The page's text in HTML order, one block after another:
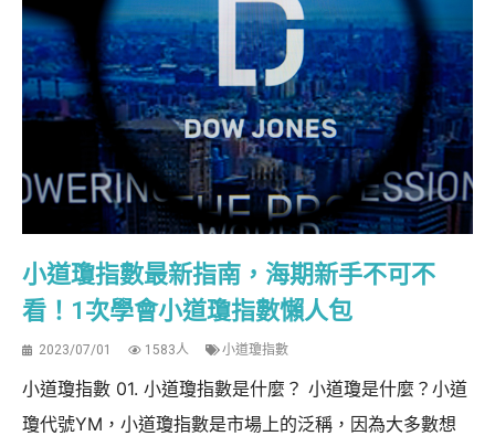
小道瓊指數最新指南，海期新手不可不
看！1次學會小道瓊指數懶人包
2023/07/01 1583人 小道瓊指數
小道瓊指數 01. 小道瓊指數是什麼？ 小道瓊是什麼？小道
瓊代號YM，小道瓊指數是市場上的泛稱，因為大多數想